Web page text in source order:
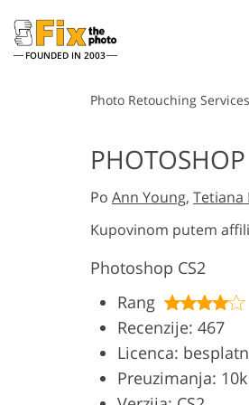
FOUNDED IN 2003
Wedding
Lightroom
Entire LR Preset
Collections
Mobile
Photo Retouching Services
Po Ann Young, Tetiana
Kupovinom putem
Photoshop CS2
Rang
Recenzije: 467
Licenca:
Preuzimanja: 10k